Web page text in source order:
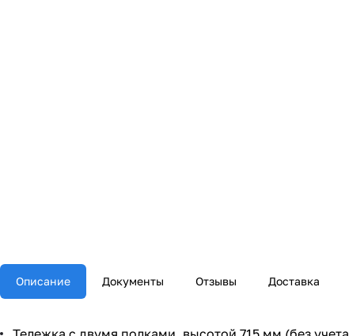
Описание Документы Отзывы Доставка